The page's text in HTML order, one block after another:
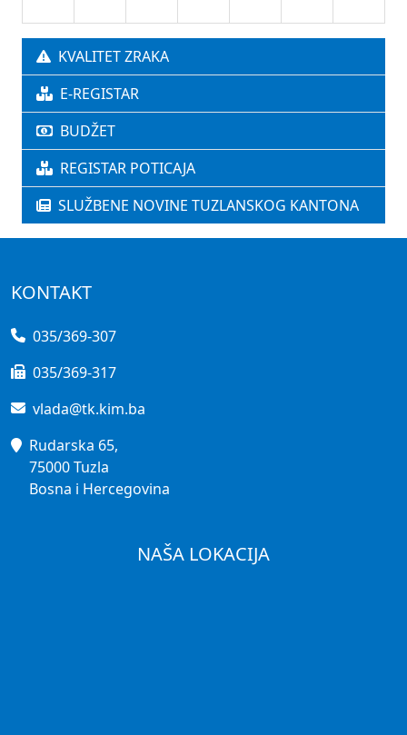
KVALITET ZRAKA
E-REGISTAR
BUDŽET
REGISTAR POTICAJA
SLUŽBENE NOVINE TUZLANSKOG KANTONA
KONTAKT
035/369-307
035/369-317
vlada@tk.kim.ba
Rudarska 65,
75000 Tuzla
Bosna i Hercegovina
NAŠA LOKACIJA